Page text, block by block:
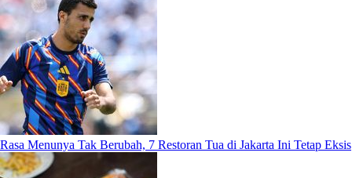
Rasa Menunya Tak Berubah, 7 Restoran Tua di Jakarta Ini Tetap Eksis